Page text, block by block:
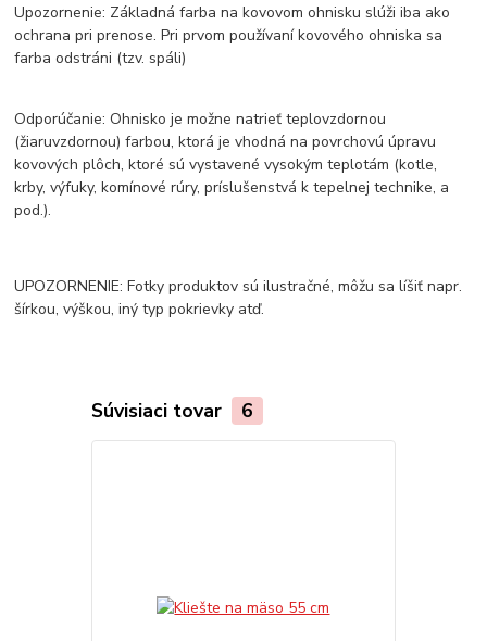
Upozornenie: Základná farba na kovovom ohnisku slúži iba ako
ochrana pri prenose. Pri prvom používaní kovového ohniska sa
farba odstráni (tzv. spáli)
Odporúčanie: Ohnisko je možne natrieť teplovzdornou
(žiaruvzdornou) farbou, ktorá je vhodná na povrchovú úpravu
kovových plôch, ktoré sú vystavené vysokým teplotám (kotle,
krby, výfuky, komínové rúry, príslušenstvá k tepelnej technike, a
pod.).
UPOZORNENIE: Fotky produktov sú ilustračné, môžu sa líšiť napr.
šírkou, výškou, iný typ pokrievky atď.
Súvisiaci tovar 6